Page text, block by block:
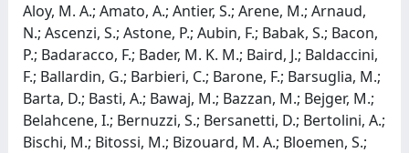
Aloy, M. A.; Amato, A.; Antier, S.; Arene, M.; Arnaud,
N.; Ascenzi, S.; Astone, P.; Aubin, F.; Babak, S.; Bacon,
P.; Badaracco, F.; Bader, M. K. M.; Baird, J.; Baldaccini,
F.; Ballardin, G.; Barbieri, C.; Barone, F.; Barsuglia, M.;
Barta, D.; Basti, A.; Bawaj, M.; Bazzan, M.; Bejger, M.;
Belahcene, I.; Bernuzzi, S.; Bersanetti, D.; Bertolini, A.;
Bischi, M.; Bitossi, M.; Bizouard, M. A.; Bloemen, S.;